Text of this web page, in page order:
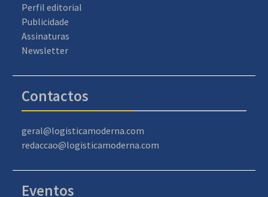
Perfil editorial
Publicidade
Assinaturas
Newsletter
Contactos
geral@logisticamoderna.com
redaccao@logisticamoderna.com
Eventos